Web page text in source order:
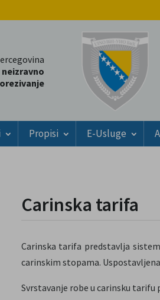
Propisi E-Usluge
Carinska tarifa
Carinska tarifa predstavlja
carinskim stopama.
Svrstavanje robe u carinsku